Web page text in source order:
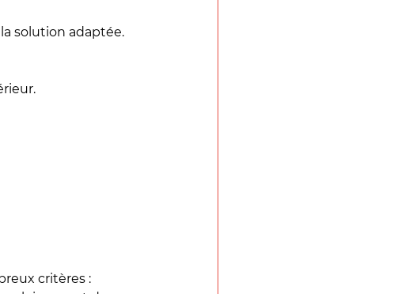
solution adaptée.
critères :